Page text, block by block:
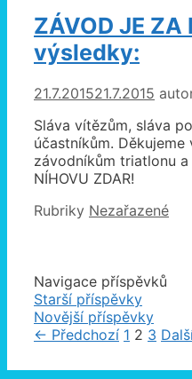
ZÁVOD JE
výsledky:
21.7.201521.7.2015
Sláva vítězům, sláva
účastníkům. Děkujeme
závodníkům triatlonu
NÍHOVU ZDAR!
Rubriky Nezařazené
Navigace příspěvků
Starší příspěvky
Novější příspěvky
← Předchozí 1 2 3